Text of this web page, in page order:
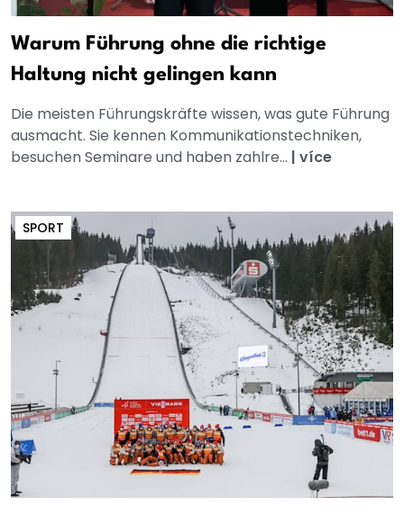
Warum Führung ohne die richtige
Haltung nicht gelingen kann
Die meisten Führungskräfte wissen, was gute Führung
ausmacht. Sie kennen Kommunikationstechniken,
besuchen Seminare und haben zahlre... | více
SPORT